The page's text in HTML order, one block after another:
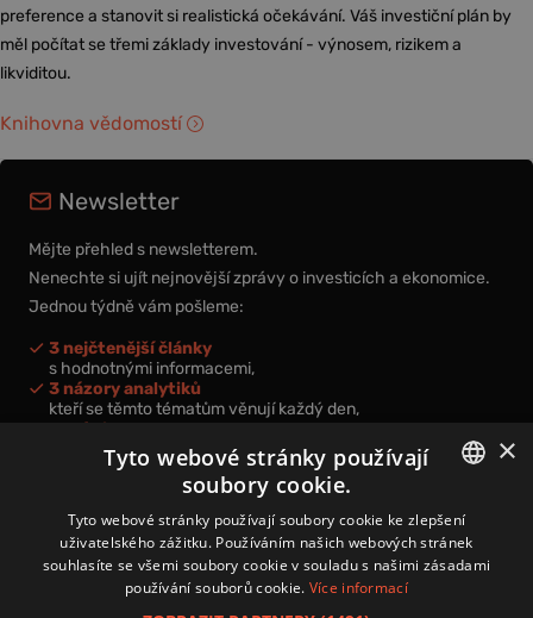
preference a stanovit si realistická očekávání. Váš investiční plán by
měl počítat se třemi základy investování - výnosem, rizikem a
likviditou.
Knihovna vědomostí
Newsletter
Mějte přehled s newsletterem.
Nenechte si ujít nejnovější zprávy o investicích a ekonomice.
Jednou týdně vám pošleme:
3 nejčtenější články
s hodnotnými informacemi,
3 názory analytiků
kteří se těmto tématům věnují každý den,
nová videa a podcasty
k prohloubení vašich znalostí.
Přihlášením k newsletteru vyjadřujete svůj souhlas spodmínkami
zpracování osobních údajů.
CZECH
×
Tyto webové stránky používají
soubory cookie.
Tyto webové stránky používají soubory cookie ke zlepšení
uživatelského zážitku. Používáním našich webových stránek
souhlasíte se všemi soubory cookie v souladu s našimi zásadami
používání souborů cookie. Více informací